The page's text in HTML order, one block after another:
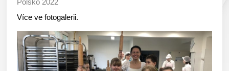
Polsko 2022
Více ve fotogalerii.